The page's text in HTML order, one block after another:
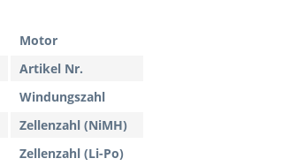
Motor
Artikel Nr.
Windungszahl
Zellenzahl (NiMH)
Zellenzahl (Li-Po)